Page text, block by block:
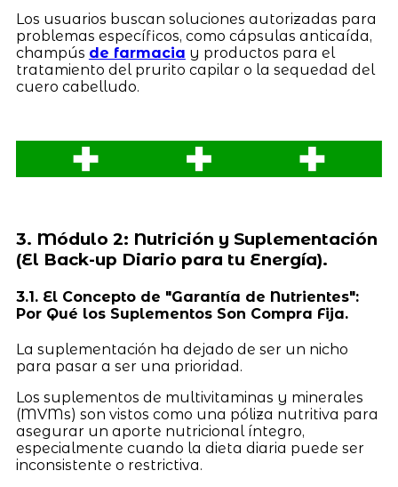
Los usuarios buscan soluciones autorizadas para
problemas específicos, como cápsulas anticaída,
champús de farmacia y productos para el
tratamiento del prurito capilar o la sequedad del
cuero cabelludo.
3. Módulo 2: Nutrición y Suplementación
(El Back-up Diario para tu Energía).
3.1. El Concepto de "Garantía de Nutrientes":
Por Qué los Suplementos Son Compra Fija.
La suplementación ha dejado de ser un nicho
para pasar a ser una prioridad.
Los suplementos de multivitaminas y minerales
(MVMs) son vistos como una póliza nutritiva para
asegurar un aporte nutricional íntegro,
especialmente cuando la dieta diaria puede ser
inconsistente o restrictiva.